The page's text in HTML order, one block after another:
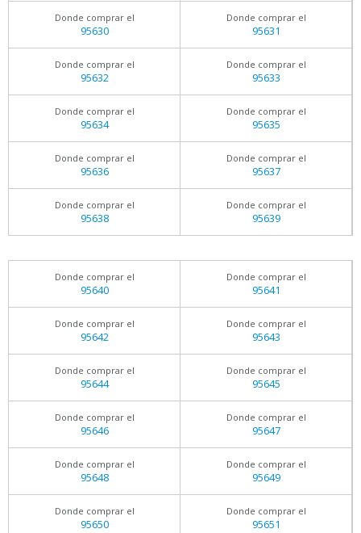
Donde comprar el
95630
Donde comprar el
95631
Donde comprar el
95632
Donde comprar el
95633
Donde comprar el
95634
Donde comprar el
95635
Donde comprar el
95636
Donde comprar el
95637
Donde comprar el
95638
Donde comprar el
95639
Donde comprar el
95640
Donde comprar el
95641
Donde comprar el
95642
Donde comprar el
95643
Donde comprar el
95644
Donde comprar el
95645
Donde comprar el
95646
Donde comprar el
95647
Donde comprar el
95648
Donde comprar el
95649
Donde comprar el
95650
Donde comprar el
95651